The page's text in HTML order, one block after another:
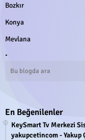
Bozkır
Konya
Mevlana
.
En Beğenilenler
KeySmart Tv Merkezi
yakupcetincom - Yakup